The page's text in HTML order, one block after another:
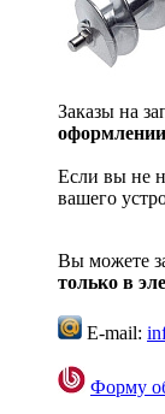
Заказы на
оформлении
Если вы не
вашего
Вы можете
только в
E-mail:
Форму